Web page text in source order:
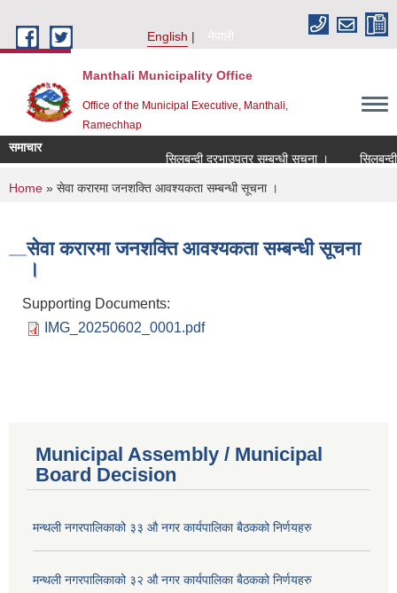
English
नेपाली
Manthali Municipality Office
Office of the Municipal Executive, Manthali,
Ramechhap
समाचार
सिलबन्दी दरभाउपत्र सम्बन्धी सूचना ।
सिलबन्दी
You are here
Home » सेवा करारमा जनशक्ति आवश्यकता सम्बन्धी सूचना ।
सेवा करारमा जनशक्ति आवश्यकता सम्बन्धी सूचना
।
Supporting Documents:
IMG_20250602_0001.pdf
Municipal Assembly / Municipal
Board Decision
मन्थली नगरपालिकाको ३३ औ नगर कार्यपालिका बैठकको निर्णयहरु
मन्थली नगरपालिकाको ३२ औ नगर कार्यपालिका बैठकको निर्णयहरु